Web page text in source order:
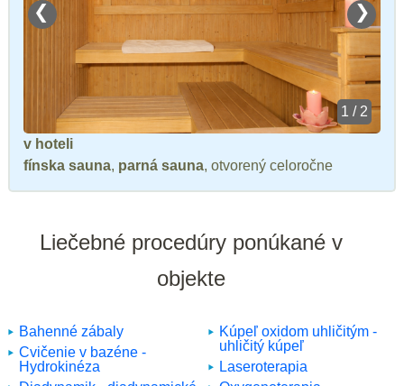
❮ ❯
1 / 2
v hoteli
fínska sauna, parná sauna, otvorený celoročne
Liečebné procedúry ponúkané v
objekte
Bahenné zábaly
Cvičenie v bazéne -
Hydrokinéza
Kúpeľ oxidom uhličitým -
uhličitý kúpeľ
Laseroterapia